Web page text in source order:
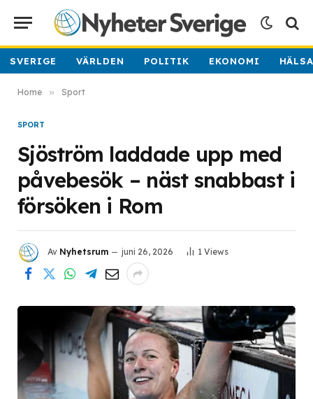
SVERIGE VÄRLDEN POLITIK EKONOMI
Home » Sport
SPORT
Sjöström laddade upp med
påvebesök – näst snabbast i
försöken i Rom
Av Nyhetsrum juni 26, 2026 1 Views